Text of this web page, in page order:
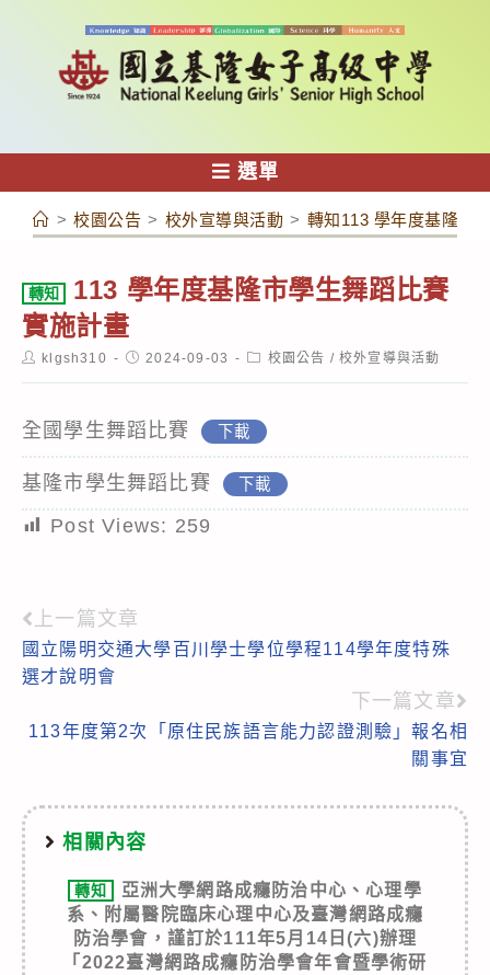
容
選單
> 校園公告 > 校外宣導與活動 > 轉知113 學年度基隆市
轉知
113 學年度基隆市學生舞蹈比賽
實施計畫
Postklgsh310
Post2024-09-03
Post校園公告 / 校外宣導與活動
全國學生舞蹈比賽 下載
基隆市學生舞蹈比賽 下載
Post Views: 259
Read
more
上一篇文章
國立陽明交通大學百川學士學位學程114學年度特殊
選才說明會
下一篇文章
113年度第2次「原住民族語言能力認證測驗」報名相
關事宜
相關內容
轉知
亞洲大學網路成癮防治中心、心理學
系、附屬醫院臨床心理中心及臺灣網路成癮
防治學會，謹訂於111年5月14日(六)辦理
「2022臺灣網路成癮防治學會年會暨學術研